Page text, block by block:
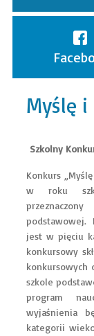
Myślę i
Szkolny
Konkurs
w roku
podstawowej.
jest w pięciu
konkursowy
konkursowych
szkole
program
wyjaśnienia
kategorii